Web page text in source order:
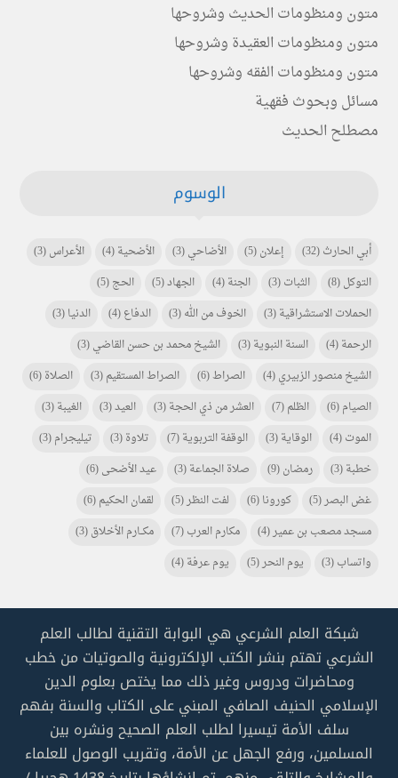
متون ومنظومات الحديث وشروحها
متون ومنظومات العقيدة وشروحها
متون ومنظومات الفقه وشروحها
مسائل وبحوث فقهية
مصطلح الحديث
الوسوم
أبي الحارث(32) إعلان(5) الأضاحي(3) الأضحية(4) الأعراس(3)
التوكل(8) الثبات(3) الجنة(4) الجهاد(5) الحج(5)
الحملات الاستشراقية(3) الخوف من الله(3) الدفاع(4) الدنيا(3)
الرحمة(4) السنة النبوية(3) الشيخ محمد بن حسن القاضي(3)
الشيخ منصور الزبيري(4) الصراط(6) الصراط المستقيم(3) الصلاة(6)
الصيام(6) الظلم(7) العشر من ذي الحجة(3) العيد(3) الغيبة(3)
الموت(4) الوقاية(3) الوقفة التربوية(7) تلاوة(3) تيليجرام(3)
خطبة(3) رمضان(9) صلاة الجماعة(3) عيد الأضحى(6)
غض البصر(5) كورونا(6) لفت النظر(5) لقمان الحكيم(6)
مسجد مصعب بن عمير(4) مكارم العرب(7) مكـــارم الأخلاق(3)
واتساب(3) يوم النحر(5) يوم عرفة(4)
شبكة العلم الشرعي هي البوابة التقنية لطالب العلم
الشرعي تهتم بنشر الكتب الإلكترونية والصوتيات من خطب
ومحاضرات ودروس وغير ذلك مما يختص بعلوم الدين
الإسلامي الحنيف الصافي المبني على الكتاب والسنة بفهم
سلف الأمة تيسيرا لطلب العلم الصحيح ونشره بين
المسلمين، ورفع الجهل عن الأمة، وتقريب الوصول للعلماء